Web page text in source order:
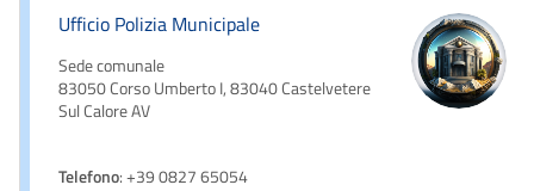
Ufficio Polizia Municipale
Sede comunale
83050 Corso Umberto I, 83040 Castelvetere
Sul Calore AV
Telefono: +39 0827 65054